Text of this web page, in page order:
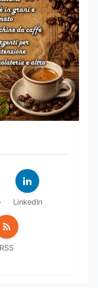
LinkedIn
RSS